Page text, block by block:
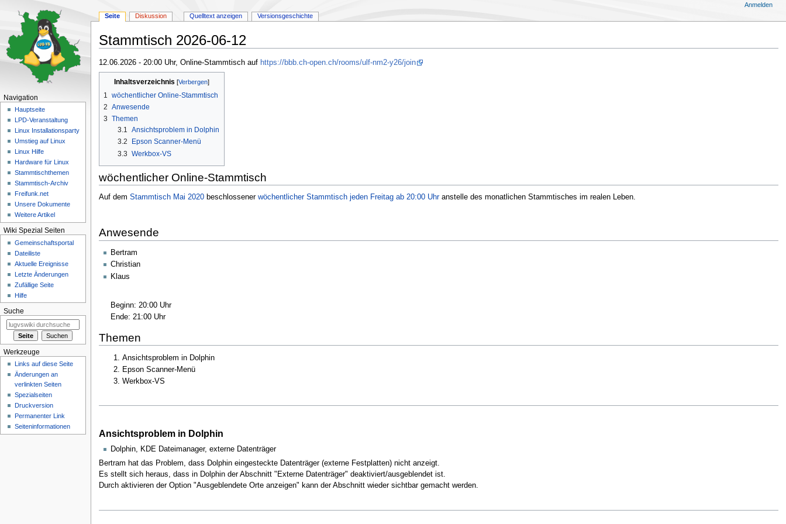
Stammtisch 2026-06-12
Zur
Navigation
springen
Zur
Suche
springen
12.06.2026 - 20:00 Uhr, Online-Stammtisch auf https://bbb.ch-open.ch/rooms/ulf-nm2-y26/join
Inhaltsverzeichnis
1
wöchentlicher Online-Stammtisch
2 Anwesende
3 Themen
3.1 Ansichtsproblem in Dolphin
3.2
Epson Scanner-Menü
3.3 Werkbox-VS
wöchentlicher Online-Stammtisch
Auf dem Stammtisch Mai 2020beschlossener wöchentlicher Stammtisch jeden Freitag ab 20:00 Uhranstelle des monatlichen Stammtisches im realen Leben.
Anwesende
Bertram
Christian
Klaus
Beginn: 20:00 Uhr
Ende: 21:00 Uhr
Themen
Ansichtsproblem in Dolphin
Epson Scanner-Menü
Werkbox-VS
Ansichtsproblem in Dolphin
Dolphin, KDE Dateimanager, externe Datenträger
Bertram hat das Problem, dass Dolphin eingesteckte Datenträger (externe Festplatten) nicht anzeigt.
Es stellt sich heraus, dass in Dolphin der Abschnitt "Externe Datenträger" deaktiviert/ausgeblendet ist.
Durch aktivieren der Option "Ausgeblendete Orte anzeigen" kann der Abschnitt wieder sichtbar gemacht werden.
Seite Diskussion Quelltext anzeigen Versionsgeschichte
Anmelden
Navigation
Hauptseite
LPD-Veranstaltung
Linux Installationsparty
Umstieg auf Linux
Linux Hilfe
Hardware für Linux
Stammtischthemen
Stammtisch-Archiv
Freifunk.net
Unsere Dokumente
Weitere Artikel
Wiki Spezial Seiten
Gemeinschafts­portal
Dateiliste
Aktuelle Ereignisse
Letzte Änderungen
Zufällige Seite
Hilfe
Suche
Werkzeuge
Links auf diese Seite
Änderungen an
verlinkten Seiten
Spezialseiten
Druckversion
Permanenter Link
Seiten­informationen